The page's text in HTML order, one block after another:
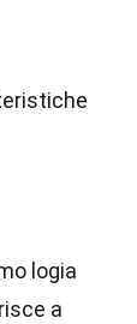
logia
a